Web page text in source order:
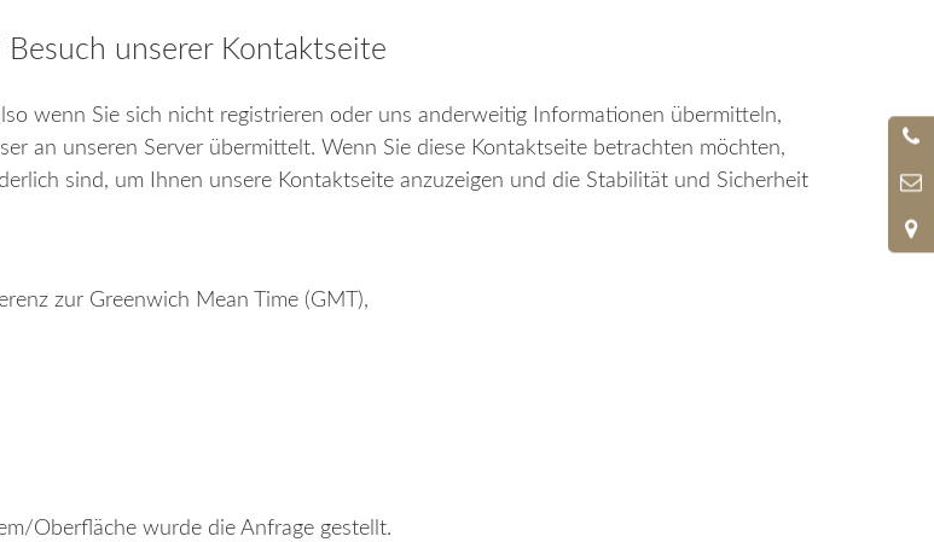
unserer Kontaktseite
wenn Sie sich nicht registrieren oder uns anderweitig Informationen übermitteln,
an unseren Server übermittelt. Wenn Sie diese Kontaktseite betrachten möchten,
sind, um Ihnen unsere Kontaktseite anzuzeigen und die Stabilität und Sicherheit
zur Greenwich Mean Time (GMT),
Oberfläche wurde die Anfrage gestellt.